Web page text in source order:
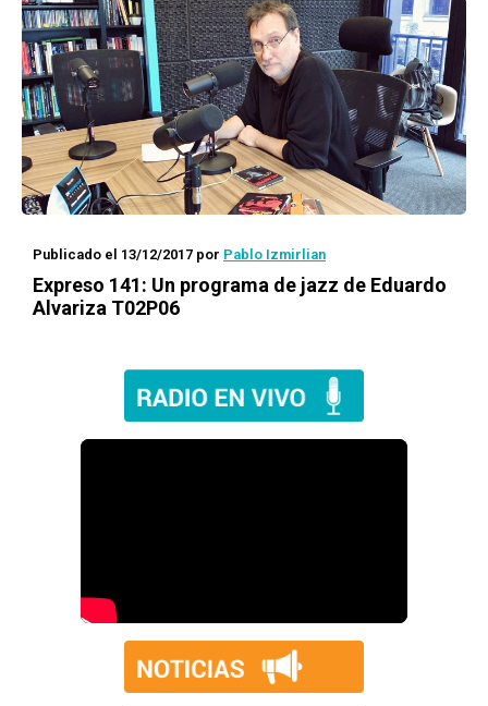
Publicado el 13/12/2017 por Pablo Izmirlian
Expreso 141: Un programa de jazz de Eduardo
Alvariza T02P06